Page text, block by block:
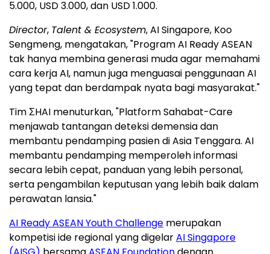
5.000, USD 3.000, dan USD 1.000.
Director, Talent & Ecosystem, AI Singapore, Koo
Sengmeng, mengatakan, "Program AI Ready ASEAN
tak hanya membina generasi muda agar memahami
cara kerja AI, namun juga menguasai penggunaan AI
yang tepat dan berdampak nyata bagi masyarakat."
Tim ΣHAI menuturkan, "Platform Sahabat-Care
menjawab tantangan deteksi demensia dan
membantu pendamping pasien di Asia Tenggara. AI
membantu pendamping memperoleh informasi
secara lebih cepat, panduan yang lebih personal,
serta pengambilan keputusan yang lebih baik dalam
perawatan lansia."
AI Ready ASEAN Youth Challenge merupakan
kompetisi ide regional yang digelarAI Singapore